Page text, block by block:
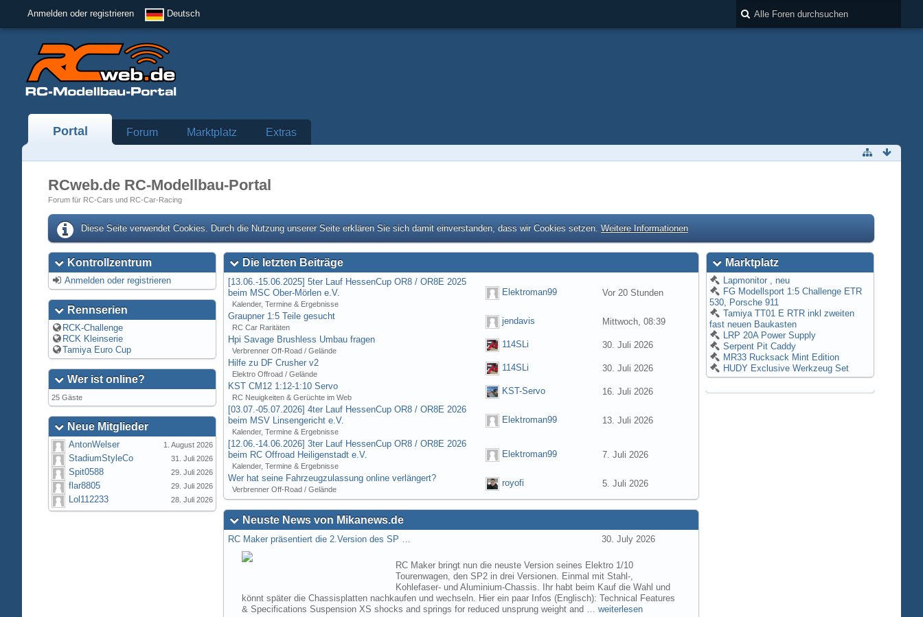
Anmelden oder registrieren Deutsch
Portal Forum Marktplatz Extras
RCweb.de RC-Modellbau-Portal
Forum für RC-Cars und RC-Car-Racing
Diese Seite verwendet Cookies. Durch die Nutzung unserer Seite erklären Sie sich damit einverstanden, dass wir Cookies setzen. Weitere Informationen
Kontrollzentrum
Anmelden oder registrieren
Rennserien
RCK-Challenge
RCK Kleinserie
Tamiya Euro Cup
Wer ist online?
25 Gäste
Neue Mitglieder
AntonWelser 1. August 2026
StadiumStyleCo 31. Juli 2026
Spit0588 29. Juli 2026
flar8805 29. Juli 2026
Lol112233 28. Juli 2026
Die letzten Beiträge
[13.06.-15.06.2025] 5ter Lauf HessenCup OR8 / OR8E 2025
beim MSC Ober-Mörlen e.V.
Kalender, Termine & Ergebnisse
Elektroman99 Vor 20 Stunden
Graupner 1:5 Teile gesucht
RC Car Raritäten
jendavis
Mittwoch, 08:39
Hpi Savage Brushless Umbau fragen
Verbrenner Off-Road / Gelände
114SLi
30. Juli 2026
Hilfe zu DF Crusher v2
Elektro Offroad / Gelände
114SLi
30. Juli 2026
KST CM12 1:12-1:10 Servo
RC Neuigkeiten & Gerüchte im Web
KST-Servo
16. Juli 2026
[03.07.-05.07.2026] 4ter Lauf HessenCup OR8 / OR8E 2026
beim MSV Linsengericht e.V.
Kalender, Termine & Ergebnisse
Elektroman99 13. Juli 2026
[12.06.-14.06.2026] 3ter Lauf HessenCup OR8 / OR8E 2026
beim RC Offroad Heiligenstadt e.V.
Kalender, Termine & Ergebnisse
Elektroman99 7. Juli 2026
Wer hat seine Fahrzeugzulassung online verlängert?
Verbrenner Off-Road / Gelände
royofi 5. Juli 2026
Neuste News von Mikanews.de
RC Maker präsentiert die 2.Version des SP … 30. July 2026
RC Maker bringt nun die neuste Version seines Elektro 1/10
Tourenwagen, den SP2 in drei Versionen. Einmal mit Stahl-,
Kohlefaser- und Aluminium-Chassis. Ihr habt beim Kauf die Wahl und
könnt später die Chassisplatten nachkaufen und wechseln. Hier ein paar Infos (Englisch): Technical Features
& Specifications Suspension XS shocks and springs for reduced unsprung weight and …weiterlesen
Marktplatz
Lapmonitor , neu
FG Modellsport 1:5 Challenge ETR
530, Porsche 911
Tamiya TT01 E RTR inkl zweiten
fast neuen Baukasten
LRP 20A Power Supply
Serpent Pit Caddy
MR33 Rucksack Mint Edition
HUDY Exclusive Werkzeug Set